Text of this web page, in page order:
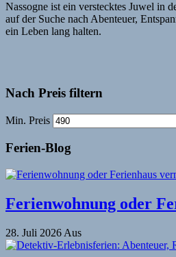
Nassogne ist ein verstecktes Juwel in
auf der Suche nach Abenteuer,
ein Leben lang halten.
Nach Preis filtern
Min. Preis
Ferien-Blog
Ferienwohnung oder
28. Juli 2026 Aus